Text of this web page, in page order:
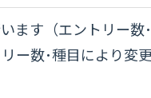
ます（エントリー数
ー数･種目により変